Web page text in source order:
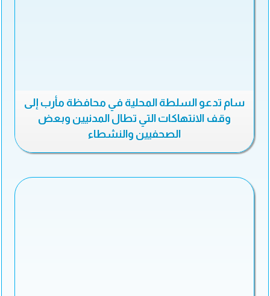
سام تدعو السلطة المحلية في محافظة مأرب إلى
وقف الانتهاكات التي تطال المدنيين وبعض
الصحفيين والنشطاء